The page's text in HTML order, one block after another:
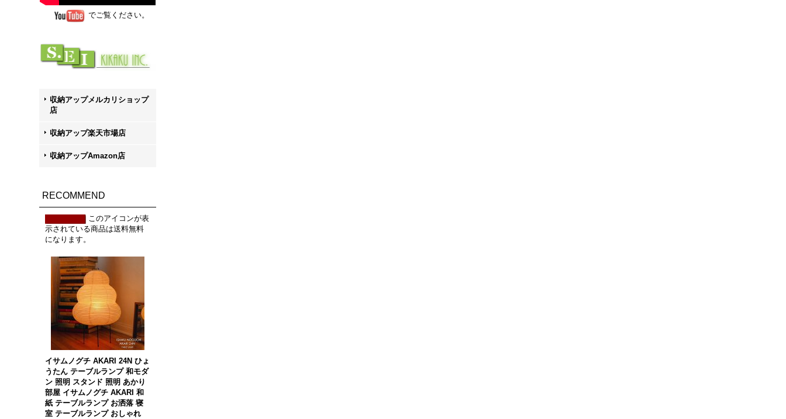
でご覧ください。
収納アップメルカリショップ
店
収納アップ楽天市場店
収納アップAmazon店
RECOMMEND
このアイコンが表
示されている商品は送料無料
になります。
イサムノグチ AKARI 24N ひょ
うたん テーブルランプ 和モダ
ン 照明 スタンド 照明 あかり
部屋 イサムノグチ AKARI 和
紙 テーブルランプ お洒落 寝
室 テーブルランプ おしゃれ